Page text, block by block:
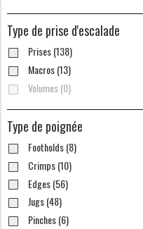
Type de prise d'escalade
Prises (138)
Macros (13)
Volumes (0)
Type de poignée
Footholds (8)
Crimps (10)
Edges (56)
Jugs (48)
Pinches (6)